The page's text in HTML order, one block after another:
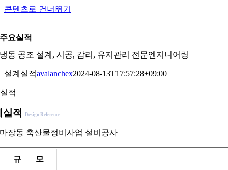
콘텐츠로 건너뛰기
주요실적
냉동 공조 설계, 시공, 감리, 유지관리 전문엔지니어링
설계실적avalanchex2024-08-13T17:57:28+09:00
적
실적 Design Reference
마장동 축산물정비사업 설비공사
규 모